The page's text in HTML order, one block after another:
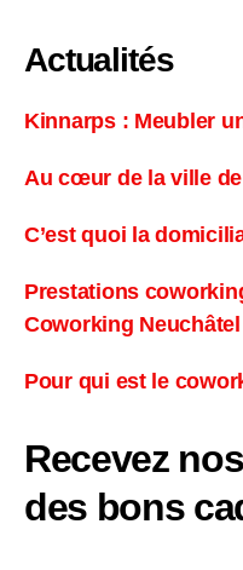
Actualités
Kinnarps : Meubler
Au cœur de la ville
C’est quoi la
Prestations
Coworking Neuchâtel
Pour qui est le
Recevez
des bons